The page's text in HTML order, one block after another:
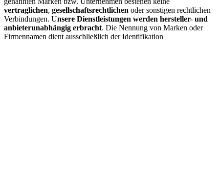
vertraglichen, gesellschaftsrechtlichen oder sonstigen rechtlichen
Verbindungen. Unsere Dienstleistungen werden hersteller- und
anbieterunabhängig erbracht. Die Nennung von Marken oder
Firmennamen dient ausschließlich der Identifikation